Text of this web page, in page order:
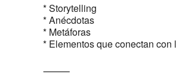
* Storytelling
* Anécdotas
* Metáforas
* Elementos que conectan
⸻